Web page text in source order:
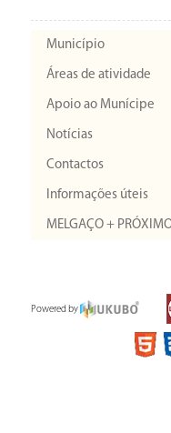
Município
Áreas de atividade
Apoio ao Munícipe
Notícias
Contactos
Informações úteis
MELGAÇO +
Powered by